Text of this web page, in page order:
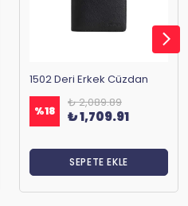
1502 Deri Erkek Cüzdan
%18
₺ 2,089.89
₺ 1,709.91
SEPETE EKLE